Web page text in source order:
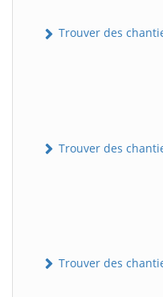
Trouver des
Trouver des
Trouver des